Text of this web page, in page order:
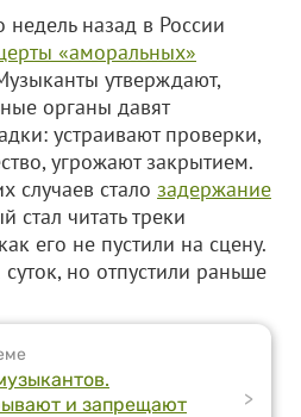
назад в России
«аморальных»
утверждают,
органы давят
устраивают проверки,
угрожают закрытием.
случаев стало задержание
стал читать треки
его не пустили на сцену.
но отпустили раньше
и запрещают
>